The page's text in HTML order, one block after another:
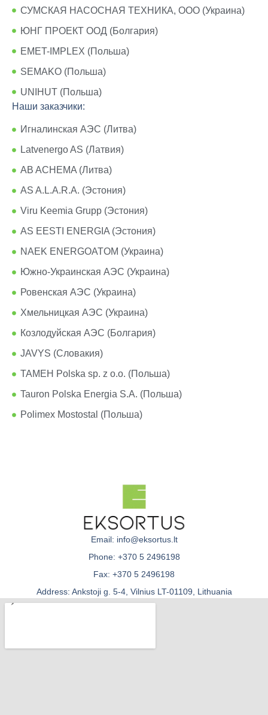
СУМСКАЯ НАСОСНАЯ ТЕХНИКА, ООО (Украина)
ЮНГ ПРОЕКТ ООД (Болгария)
EMET-IMPLEX (Польша)
SEMAKO (Польша)
UNIHUT (Польша)
Наши заказчики:
Игналинская АЭС (Литва)
Latvenergo AS (Латвия)
AB ACHEMA (Литва)
AS A.L.A.R.A. (Эстония)
Viru Keemia Grupp (Эстония)
AS EESTI ENERGIA (Эстония)
NAEK ENERGOATOM (Украина)
Южно-Украинская АЭС (Украина)
Ровенская АЭС (Украина)
Хмельницкая АЭС (Украина)
Козлодуйская АЭС (Болгария)
JAVYS (Словакия)
TAMEH Polska sp. z o.o. (Польша)
Tauron Polska Energia S.A. (Польша)
Polimex Mostostal (Польша)
Email: info@eksortus.lt
Phone: +370 5 2496198
Fax: +370 5 2496198
Address: Ankstoji g. 5-4, Vilnius LT-01109, Lithuania